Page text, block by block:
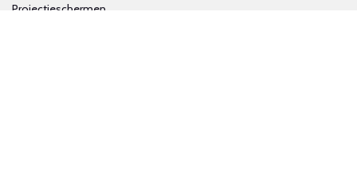
Projectieschermen